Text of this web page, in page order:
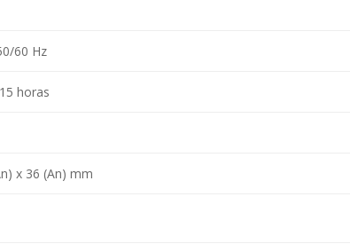
60 Hz
horas
x 36 (An) mm